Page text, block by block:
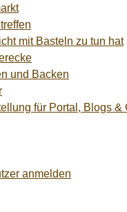
mit Basteln zu tun hat
und Backen
für Portal, Blogs &
anmelden